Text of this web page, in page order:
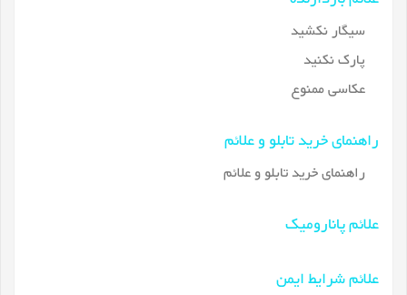
سیگار نکشید
پارک نکنید
عکاسی ممنوع
راهنمای خرید تابلو و علائم
راهنمای خرید تابلو و علائم
علائم پانارومیک
علائم شرایط ایمن